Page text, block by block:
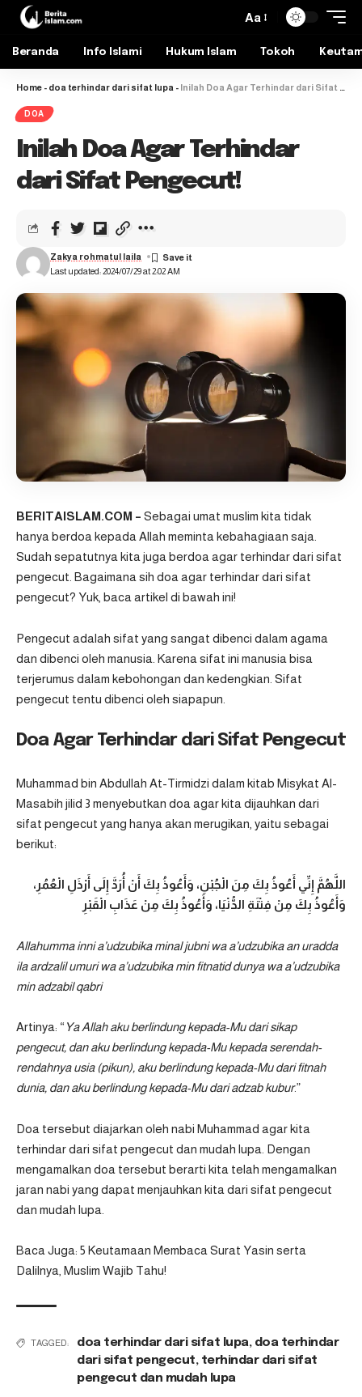
Aa
Beranda Info Islami Hukum Islam Tokoh
Home - doa terhindar dari sifat lupa - Inilah Doa Agar Terhindar dari Sifat Pengecut!
DOA
Inilah Doa Agar Terhindar
dari Sifat Pengecut!
Last updated: 2024/07/29 at 2:02 AM
Zakya rohmatul laila
BERITAISLAM.COM – Sebagai umat muslim kita tidak
hanya berdoa kepada Allah meminta kebahagiaan saja.
Sudah sepatutnya kita juga berdoa agar terhindar dari sifat
pengecut. Bagaimana sih doa agar terhindar dari sifat
pengecut? Yuk, baca artikel di bawah ini!
Pengecut adalah sifat yang sangat dibenci dalam agama
dan dibenci oleh manusia. Karena sifat ini manusia bisa
terjerumus dalam kebohongan dan kedengkian. Sifat
pengecut tentu dibenci oleh siapapun.
Doa Agar Terhindar dari Sifat Pengecut
Muhammad bin Abdullah At-Tirmidzi dalam kitab Misykat Al-
Masabih jilid 3 menyebutkan doa agar kita dijauhkan dari
sifat pengecut yang hanya akan merugikan, yaitu sebagai
berikut:
اللَّهُمَّ إِنِّي أَعُوذُ بِكَ مِنَ الْجُبْنِ، وَأَعُوذُ بِكَ أَنْ أُرَدَّ إِلَى أَرْذَلِ الْعُمُرِ،
وَأَعُوذُ بِكَ مِنْ فِتْنَةِ الدُّنْيَا، وَأَعُوذُ بِكَ مِنْ عَذَابِ الْقَبْرِ
Allahumma inni a’udzubika minal jubni wa a’udzubika an uradda
ila ardzalil umuri wa a’udzubika min fitnatid dunya wa a’udzubika
min adzabil qabri
Artinya: “ Ya Allah aku berlindung kepada-Mu dari sikap
pengecut, dan aku berlindung kepada-Mu kepada serendah-
rendahnya usia (pikun), aku berlindung kepada-Mu dari fitnah
dunia, dan aku berlindung kepada-Mu dari adzab kubur.”
Doa tersebut diajarkan oleh nabi Muhammad agar kita
terhindar dari sifat pengecut dan mudah lupa. Dengan
mengamalkan doa tersebut berarti kita telah mengamalkan
jaran nabi yang dapat menjauhkan kita dari sifat pengecut
dan mudah lupa.
Baca Juga: 5 Keutamaan Membaca Surat Yasin serta
Dalilnya, Muslim Wajib Tahu!
TAGGED: doa terhindar dari sifat lupa, doa terhindar
dari sifat pengecut, terhindar dari sifat
pengecut dan mudah lupa